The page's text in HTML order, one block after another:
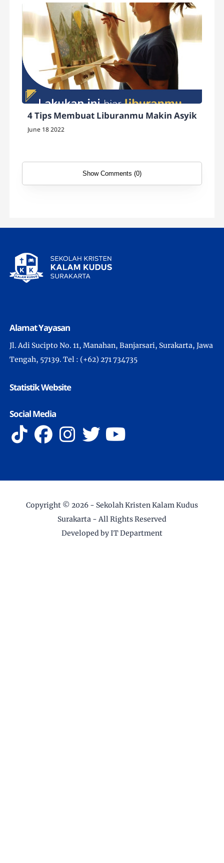
4 Tips Membuat Liburanmu Makin Asyik
June 18 2022
Show Comments (0)
Alamat Yayasan
Jl. Adi Sucipto No. 11, Manahan, Banjarsari, Surakarta, Jawa
Tengah, 57139. Tel : (+62) 271 734735
Statistik Website
Social Media
Copyright © 2026 - Sekolah Kristen Kalam Kudus
Surakarta - All Rights Reserved
Developed by IT Department